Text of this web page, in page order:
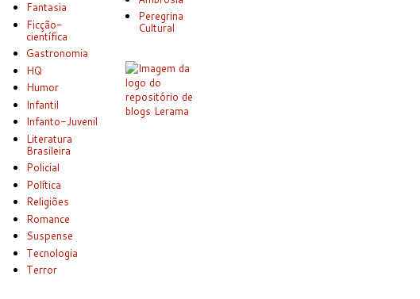
Fantasia
Ficção-
científica
Gastronomia
HQ
Humor
Infantil
Infanto-Juvenil
Literatura
Brasileira
Policial
Política
Religiões
Romance
Suspense
Tecnologia
Terror
Peregrina
Cultural